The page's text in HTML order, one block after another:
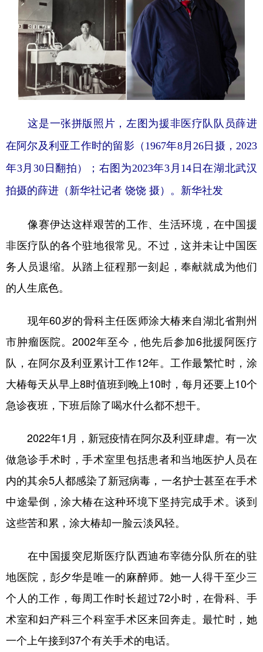
这是一张拼版照片，左图为援非医疗队队员薛进
在阿尔及利亚工作时的留影（1967年8月26日摄，2023
年3月30日翻拍）；右图为2023年3月14日在湖北武汉
拍摄的薛进（新华社记者 饶饶 摄）。 新华社发
像赛伊达这样艰苦的工作、生活环境，在中国援
非医疗队的各个驻地很常见。不过，这并未让中国医
务人员退缩。从踏上征程那一刻起，奉献就成为他们
的人生底色。
现年60岁的骨科主任医师涂大椿来自湖北省荆州
市肿瘤医院。2002年至今，他先后参加6批援阿医疗
队，在阿尔及利亚累计工作12年。工作最繁忙时，涂
大椿每天从早上8时值班到晚上10时，每月还要上10个
急诊夜班，下班后除了喝水什么都不想干。
2022年1月，新冠疫情在阿尔及利亚肆虐。有一次
做急诊手术时，手术室里包括患者和当地医护人员在
内的其余5人都感染了新冠病毒，一名护士甚至在手术
中途晕倒，涂大椿在这种环境下坚持完成手术。谈到
这些苦和累，涂大椿却一脸云淡风轻。
在中国援突尼斯医疗队西迪布宰德分队所在的驻
地医院，彭夕华是唯一的麻醉师。她一人得干至少三
个人的工作，每周工作时长超过72小时，在骨科、手
术室和妇产科三个科室手术区来回奔走。最忙时，她
一个上午接到37个有关手术的电话。